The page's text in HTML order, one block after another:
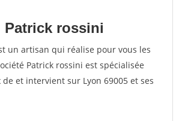
Patrick rossini
un artisan qui réalise pour vous les
Patrick rossini est spécialisée
et intervient sur Lyon 69005 et ses